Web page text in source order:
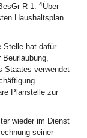
R 1. 4Über
Haushaltsplan
Stelle hat dafür
Staates verwendet
Planstelle zur
wieder im Dienst
seiner